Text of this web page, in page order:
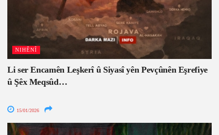
NIHÊNÎ
Li ser Encamên Leşkerî û Siyasî yên Pevçûnên Eşrefiye
û Şêx Meqsûd…
15/01/2026